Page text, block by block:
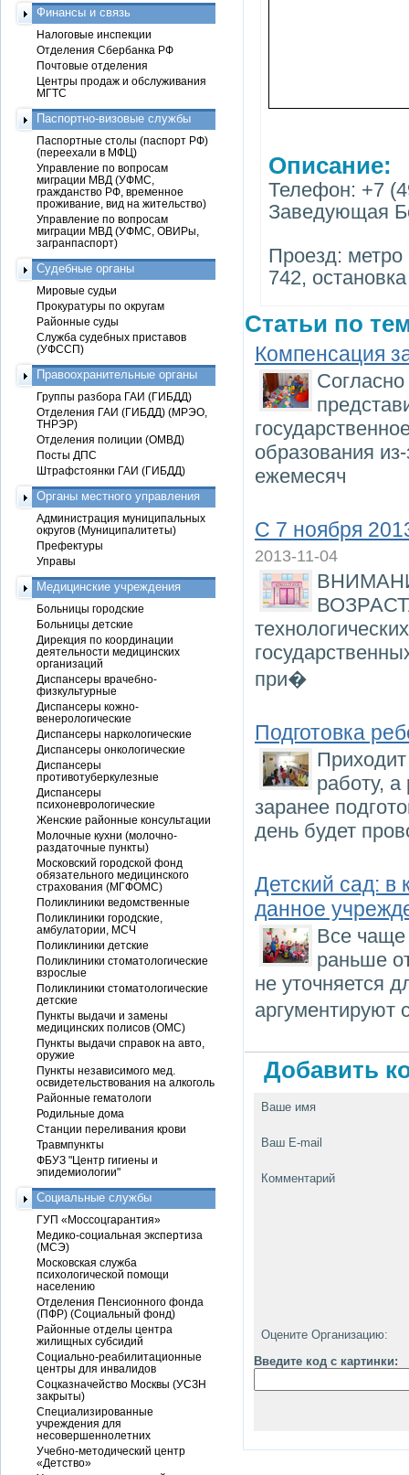
Описание:
Телефон: +7
Заведующая
Проезд: метро
742,
Статьи по
Компенсация
образования
ежемесяч
С 7 ноября
2013-11-04
при�
Подготовка
работу,
заранее
день будет
Детский сад: в
данное
Все чаще
раньше
не уточняется
аргументируют
Добавить
Ваше имя
Ваш E-mail
Комментарий
Оцените Организацию:
Введите код с картинки:
Финансы и связь
Налоговые инспекции
Отделения Сбербанка РФ
Почтовые отделения
Центры продаж и обслуживания
МГТС
Паспортно-визовые службы
Паспортные столы (паспорт РФ)
(переехали в МФЦ)
Управление по вопросам
миграции МВД (УФМС,
гражданство РФ, временное
проживание, вид на жительство)
Управление по вопросам
миграции МВД (УФМС, ОВИРы,
загранпаспорт)
Судебные органы
Мировые судьи
Прокуратуры по округам
Районные суды
Служба судебных приставов
(УФССП)
Правоохранительные органы
Группы разбора ГАИ (ГИБДД)
Отделения ГАИ (ГИБДД) (МРЭО,
ТНРЭР)
Отделения полиции (ОМВД)
Посты ДПС
Штрафстоянки ГАИ (ГИБДД)
Органы местного управления
Администрация муниципальных
округов (Муниципалитеты)
Префектуры
Управы
Медицинские учреждения
Больницы городские
Больницы детские
Дирекция по координации
деятельности медицинских
организаций
Диспансеры врачебно-
физкультурные
Диспансеры кожно-
венерологические
Диспансеры наркологические
Диспансеры онкологические
Диспансеры
противотуберкулезные
Диспансеры
психоневрологические
Женские районные консультации
Молочные кухни (молочно-
раздаточные пункты)
Московский городской фонд
обязательного медицинского
страхования (МГФОМС)
Поликлиники ведомственные
Поликлиники городские,
амбулатории, МСЧ
Поликлиники детские
Поликлиники стоматологические
взрослые
Поликлиники стоматологические
детские
Пункты выдачи и замены
медицинских полисов (ОМС)
Пункты выдачи справок на авто,
оружие
Пункты независимого мед.
освидетельствования на алкоголь
Районные гематологи
Родильные дома
Станции переливания крови
Травмпункты
ФБУЗ "Центр гигиены и
эпидемиологии"
Социальные службы
ГУП «Моссоцгарантия»
Медико-социальная экспертиза
(МСЭ)
Московская служба
психологической помощи
населению
Отделения Пенсионного фонда
(ПФР) (Социальный фонд)
Районные отделы центра
жилищных субсидий
Социально-реабилитационные
центры для инвалидов
Соцказначейство Москвы (УСЗН
закрыты)
Специализированные
учреждения для
несовершеннолетних
Учебно-методический центр
«Детство»